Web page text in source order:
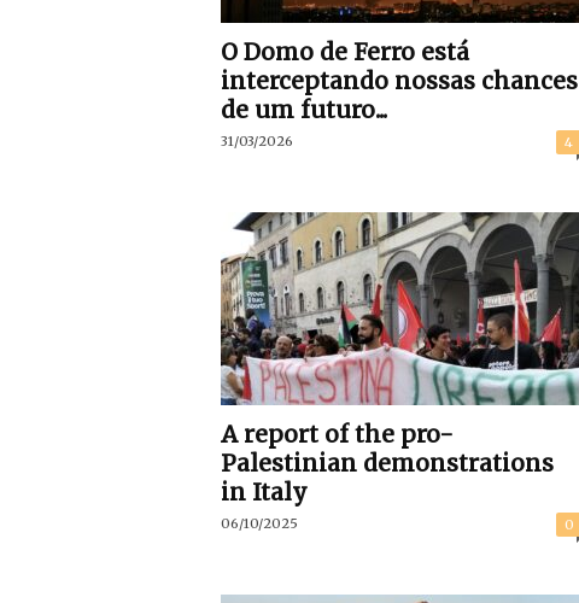
O Domo de Ferro está
interceptando nossas chances
de um futuro...
31/03/2026 4
A report of the pro-
Palestinian demonstrations
in Italy
06/10/2025 0